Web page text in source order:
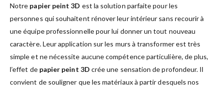
Notre papier peint 3D est la solution parfaite pour les
personnes qui souhaitent rénover leur intérieur sans recourir à
une équipe professionnelle pour lui donner un tout nouveau
caractère. Leur application sur les murs à transformer est très
simple et ne nécessite aucune compétence particulière, de plus,
l’effet de papier peint 3D crée une sensation de profondeur. Il
convient de souligner que les matériaux à partir desquels nos